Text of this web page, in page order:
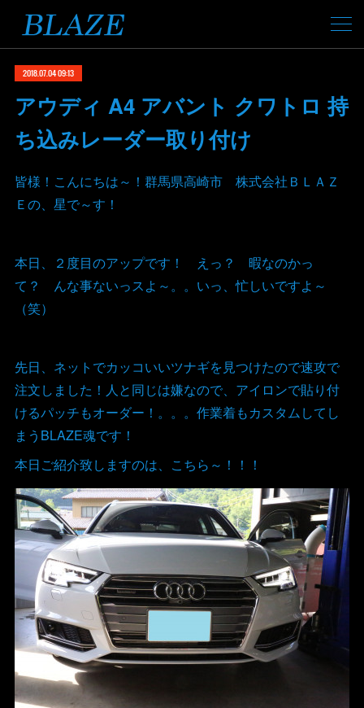
2018.07.04 09:13
アウディ A4 アバント クワトロ 持
ち込みレーダー取り付け
皆様！こんにちは～！群馬県高崎市 株式会社ＢＬＡＺ
Ｅの、星で～す！
本日、２度目のアップです！ えっ？ 暇なのかっ
て？ んな事ないっスよ～。。いっ、忙しいですよ～
（笑）
先日、ネットでカッコいいツナギを見つけたので速攻で
注文しました！人と同じは嫌なので、アイロンで貼り付
けるパッチもオーダー！。。。作業着もカスタムしてし
まうBLAZE魂です！
本日ご紹介致しますのは、こちら～！！！